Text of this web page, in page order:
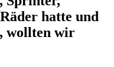
hatte und
wollten wir